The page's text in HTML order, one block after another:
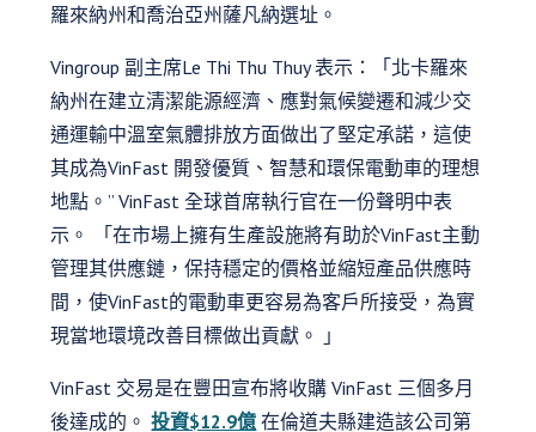
羅來納州和喬治亞州薩凡納選址。
Vingroup 副主席Le Thi Thu Thuy 表示：「北卡羅來
納州在建立清潔能源經濟、應對氣候變遷和減少交
通運輸中溫室氣體排放方面做出了堅定承諾，這使
其成為VinFast 開發優質、智慧和環保電動車的理想
地點。” VinFast 全球首席執行官在一份聲明中表
示。 「在市場上擁有生產設施將有助於VinFast主動
管理其供應鏈，保持穩定的價格並縮短產品供應時
間，使VinFast的電動車更容易為客戶所接受，為實
現當地環境改善目標做出貢獻。 」
VinFast 交易是在豐田宣布將收購 VinFast 三個多月
後達成的。投資$12.9億 在倫道夫縣建造該公司第